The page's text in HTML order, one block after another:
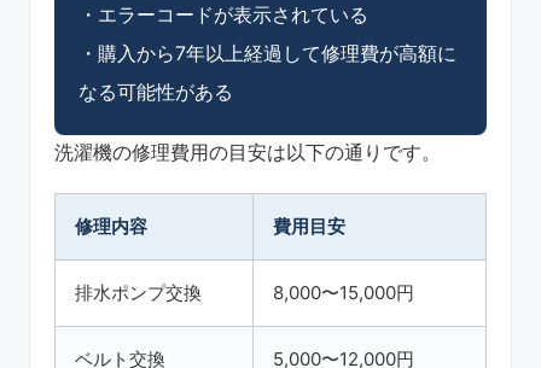
・エラーコードが表示されている
・購入から7年以上経過して修理費が高額に
なる可能性がある
洗濯機の修理費用の目安は以下の通りです。
修理内容 費用目安
排水ポンプ交換 8,000〜15,000円
ベルト交換 5,000〜12,000円